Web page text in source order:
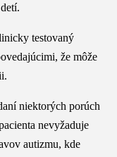
testovaný
že môže
niektorých porúch
nevyžaduje
autizmu, kde